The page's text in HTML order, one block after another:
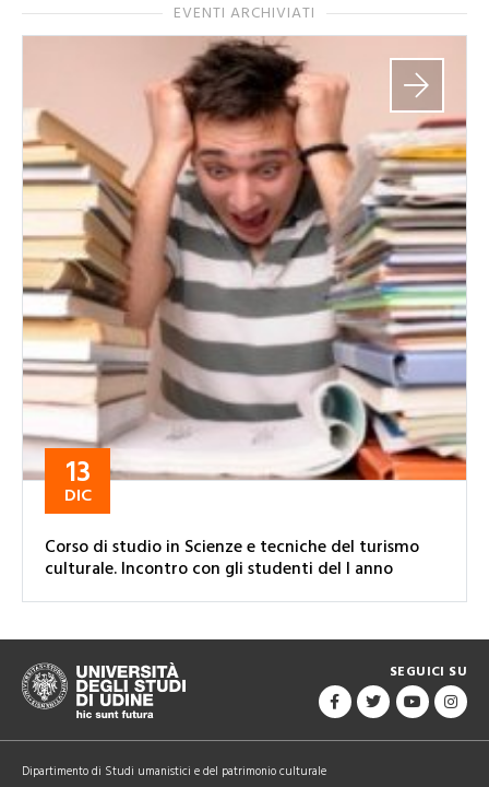
EVENTI ARCHIVIATI
13
DIC
Corso di studio in Scienze e tecniche del turismo
culturale. Incontro con gli studenti del I anno
SEGUICI SU
Dipartimento di Studi umanistici e del patrimonio culturale